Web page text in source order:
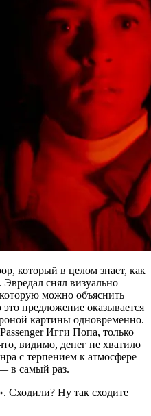
который в целом знает, как
Эвредал снял визуально
можно объяснить
предложение оказывается
картины одновременно.
Игги Попа, только
видимо, денег не хватило
с терпением к атмосфере
в самый раз.
Сходили? Ну так сходите